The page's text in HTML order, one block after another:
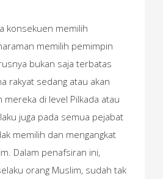
konsekuen memilih
memilih pemimpin
bukan saja terbatas
rakyat sedang atau akan
di level Pilkada atau
juga pada semua pejabat
memilih dan mengangkat
Dalam penafsiran ini,
orang Muslim, sudah tak